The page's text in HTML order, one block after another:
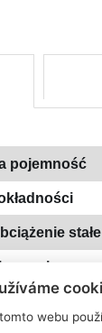
pojemność
stałe
serwisowe
obciążenia
webu